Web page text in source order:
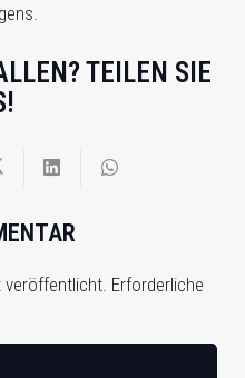
TEILEN SIE
veröffentlicht. Erforderliche